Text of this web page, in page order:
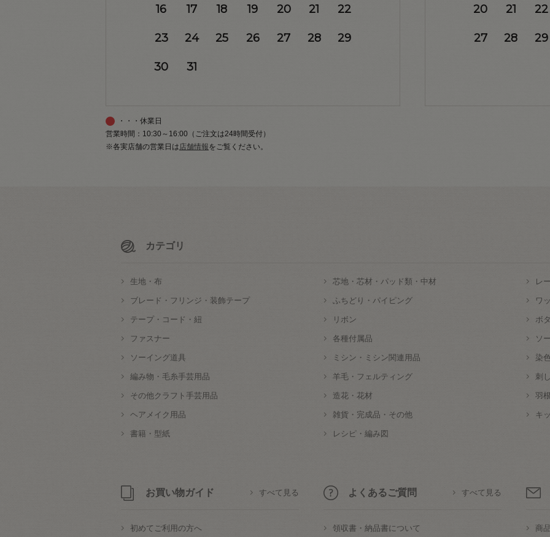
16 17 18 19 20 21 22
23 24 25 26 27 28 29
30 31
20 21 22
27 28 29
・・・休業日
営業時間：10:30～16:00（ご注文は24時間受付）
※各実店舗の営業日は店舗情報をご覧ください。
カテゴリ
生地・布 芯地・芯材・パッド類・中材 レ
ブレード・フリンジ・装飾テープ ふちどり・パイピング ワ
テープ・コード・紐 リボン ボ
ファスナー 各種付属品 ソ
ソーイング道具 ミシン・ミシン関連用品 染
編み物・毛糸手芸用品 羊毛・フェルティング 刺
その他クラフト手芸用品 造花・花材 羽
ヘアメイク用品 雑貨・完成品・その他 キ
書籍・型紙 レシピ・編み図
お買い物ガイド すべて見る
初めてご利用の方へ
よくあるご質問 すべて見る
領収書・納品書について 商